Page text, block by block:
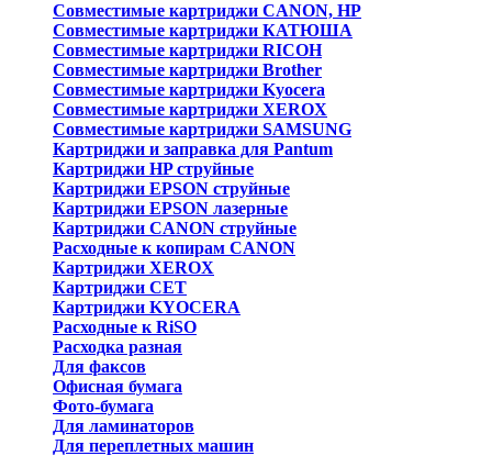
Совместимые картриджи CANON, HP
Совместимые картриджи КАТЮША
Совместимые картриджи RICOH
Совместимые картриджи Brother
Совместимые картриджи Kyocera
Совместимые картриджи XEROX
Совместимые картриджи SAMSUNG
Картриджи и заправка для Pantum
Картриджи HP струйные
Картриджи EPSON струйные
Картриджи EPSON лазерные
Картриджи CANON струйные
Расходные к копирам CANON
Картриджи XEROX
Картриджи CET
Картриджи KYOCERA
Расходные к RiSO
Расходка разная
Для факсов
Офисная бумага
Фото-бумага
Для ламинаторов
Для переплетных машин